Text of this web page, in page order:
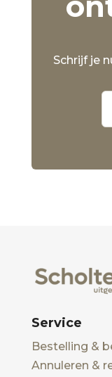
Schrijf je
Service
Bestelling &
Annuleren &